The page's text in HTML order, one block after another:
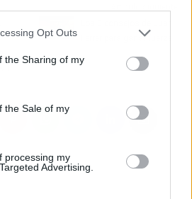
Opt Outs
the Sharing of my
the Sale of my
processing my
Advertising.
Ferrer para ganar fuerza